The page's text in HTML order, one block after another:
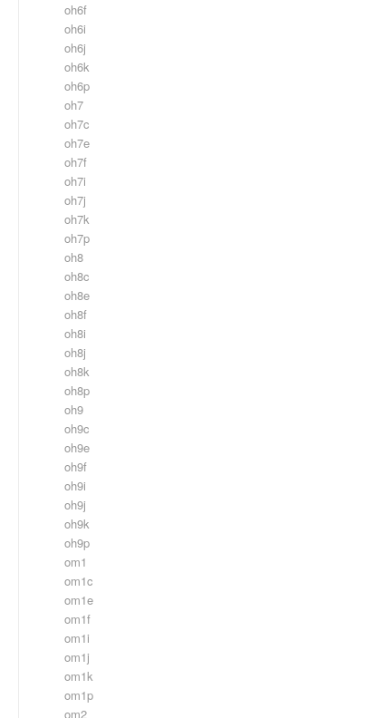
oh6f
oh6i
oh6j
oh6k
oh6p
oh7
oh7c
oh7e
oh7f
oh7i
oh7j
oh7k
oh7p
oh8
oh8c
oh8e
oh8f
oh8i
oh8j
oh8k
oh8p
oh9
oh9c
oh9e
oh9f
oh9i
oh9j
oh9k
oh9p
om1
om1c
om1e
om1f
om1i
om1j
om1k
om1p
om2